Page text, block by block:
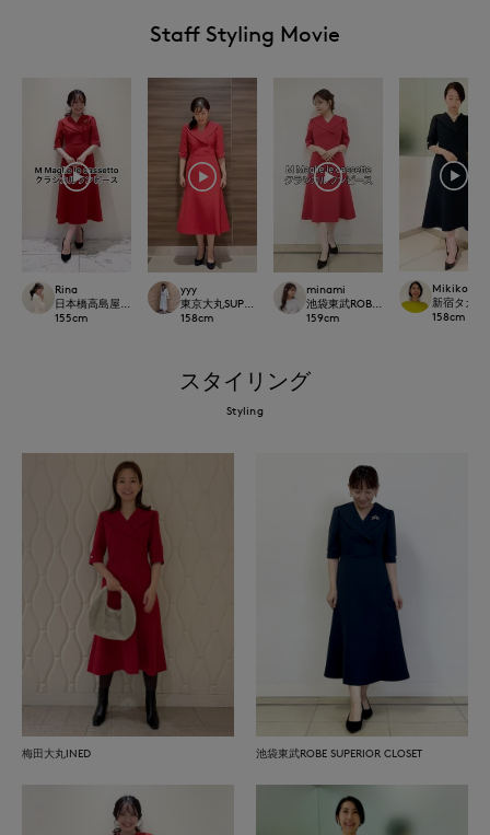
Staff Styling Movie
Rina
日本橋高島屋M Maglie le cassetto
155cm
yyy
東京大丸SUPERIORCLOSET
158cm
minami
池袋東武ROBE SUPERIOR CLOSET
159cm
Mikiko
新宿タカシ
158cm
スタイリング
Styling
梅田大丸INED 池袋東武ROBE SUPERIOR CLOSET